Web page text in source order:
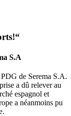
S.A
de Serema S.A.
a dû relever au
espagnol et
a néanmoins pu